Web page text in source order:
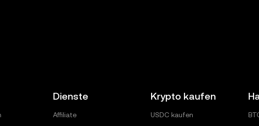
Dienste
Affiliate
Krypto kaufen
USDC kaufen